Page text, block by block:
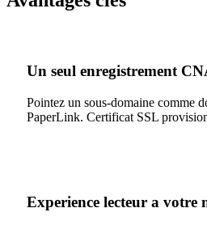
Un seul enregistrement
Pointez un sous-domaine comme
PaperLink. Certificat SSL
Experience lecteur a votre